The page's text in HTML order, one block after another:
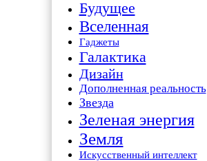
Будущее
Вселенная
Гаджеты
Галактика
Дизайн
Дополненная реальность
Звезда
Зеленая энергия
Земля
Искусственный интеллект